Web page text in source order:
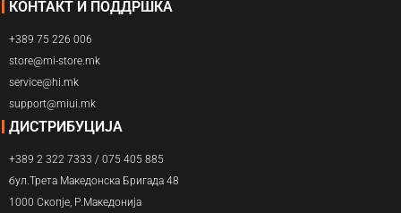
КОНТАКТ И ПОДДРШКА
+389 75 226 006
store@mi-store.mk
service@hi.mk
support@miui.mk
ДИСТРИБУЦИЈА
+389 2 322 7333 / 075 405 885
бул.Трета Македонска Бригада 48
1000 Скопје, Р.Македонија